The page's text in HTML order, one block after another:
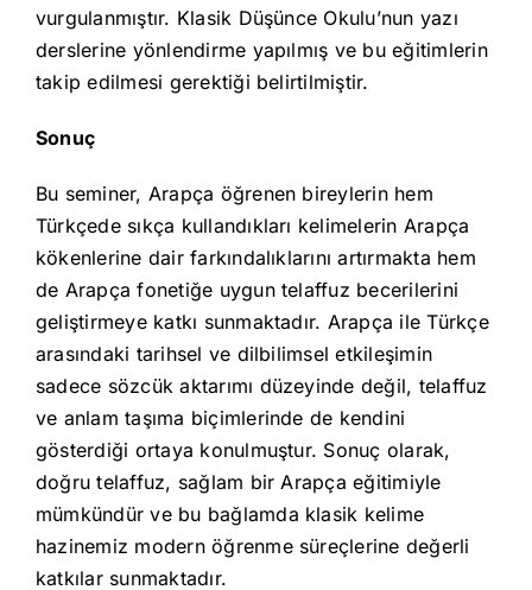
vurgulanmıştır. Klasik Düşünce Okulu’nun yazı
derslerine yönlendirme yapılmış ve bu eğitimlerin
takip edilmesi gerektiği belirtilmiştir.
Sonuç
Bu seminer, Arapça öğrenen bireylerin hem
Türkçede sıkça kullandıkları kelimelerin Arapça
kökenlerine dair farkındalıklarını artırmakta hem
de Arapça fonetiğe uygun telaffuz becerilerini
geliştirmeye katkı sunmaktadır. Arapça ile Türkçe
arasındaki tarihsel ve dilbilimsel etkileşimin
sadece sözcük aktarımı düzeyinde değil, telaffuz
ve anlam taşıma biçimlerinde de kendini
gösterdiği ortaya konulmuştur. Sonuç olarak,
doğru telaffuz, sağlam bir Arapça eğitimiyle
mümkündür ve bu bağlamda klasik kelime
hazinemiz modern öğrenme süreçlerine değerli
katkılar sunmaktadır.